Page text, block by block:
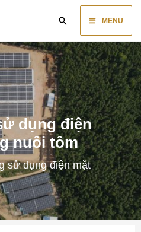
SearchMain
Menu
MENU
dụng điện
nuôi tôm
sử dụng điện mặt